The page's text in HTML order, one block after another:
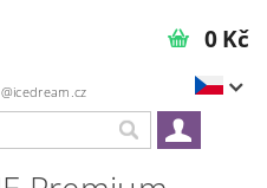
0 Kč